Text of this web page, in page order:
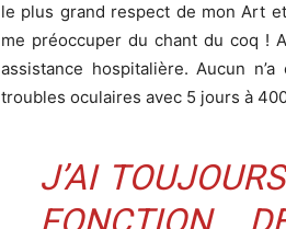
le plus grand respect de mon Art
me préoccuper du chant du coq !
assistance hospitalière. Aucun
troubles oculaires avec 5 jours à
J’AI